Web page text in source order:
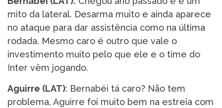
mito da lateral. Desarma muito e ainda aparece
no ataque para dar assistência como na última
rodada. Mesmo caro é outro que vale o
investimento muito pelo que ele e o time do
Inter vêm jogando.
Aguirre (LAT): Bernabéi tá caro? Não tem
problema, Aguirre foi muito bem na estreia com